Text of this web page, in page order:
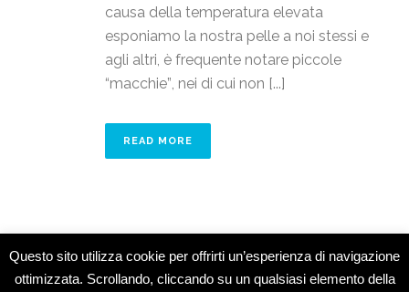
causa della temperatura elevata
esponiamo la nostra pelle a noi stessi e
agli altri, è frequente notare piccole
“macchie”, nei di cui non [...]
READ MORE
Questo sito utilizza cookie per offrirti un’esperienza di navigazione
ottimizzata. Scrollando, cliccando su un qualsiasi elemento della